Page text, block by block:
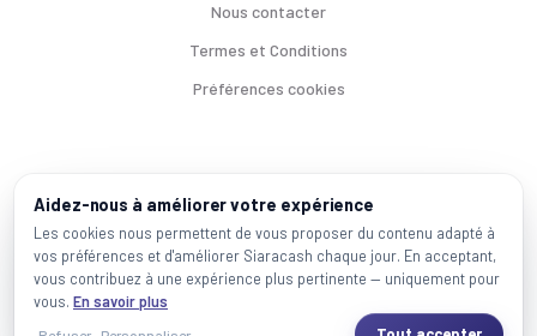
Nous contacter
Termes et Conditions
Préférences cookies
Voitures par ville
Casablanca | | Mohammadia |Salé | |
Marques populaires
Mercedes| |Volkswagen | Renault Toyota Peugeot
Aidez-nous à améliorer votre expérience
Les cookies nous permettent de vous proposer du contenu adapté à
vos préférences et d'améliorer Siaracash chaque jour. En acceptant,
vous contribuez à une expérience plus pertinente — uniquement pour
vous. En savoir plus